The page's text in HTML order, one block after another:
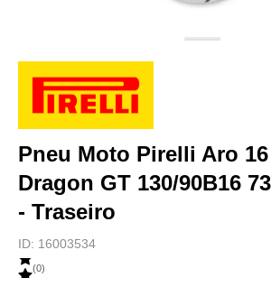
Pneu Moto Pirelli Aro
Dragon GT 130/90B16
- Traseiro
ID: 16003534
(0)